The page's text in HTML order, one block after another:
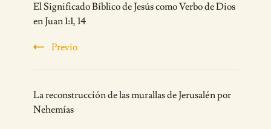
Navigation
El Significado Bíblico de Jesús como Verbo de Dios
en Juan 1:1, 14
Previo
La reconstrucción de las murallas de Jerusalén por
Nehemías